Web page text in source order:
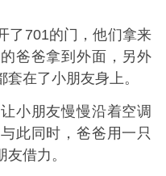
701的门，他们拿来
爸爸拿到外面，另外
在了小朋友身上。
朋友慢慢沿着空调
此同时，爸爸用一只
借力。